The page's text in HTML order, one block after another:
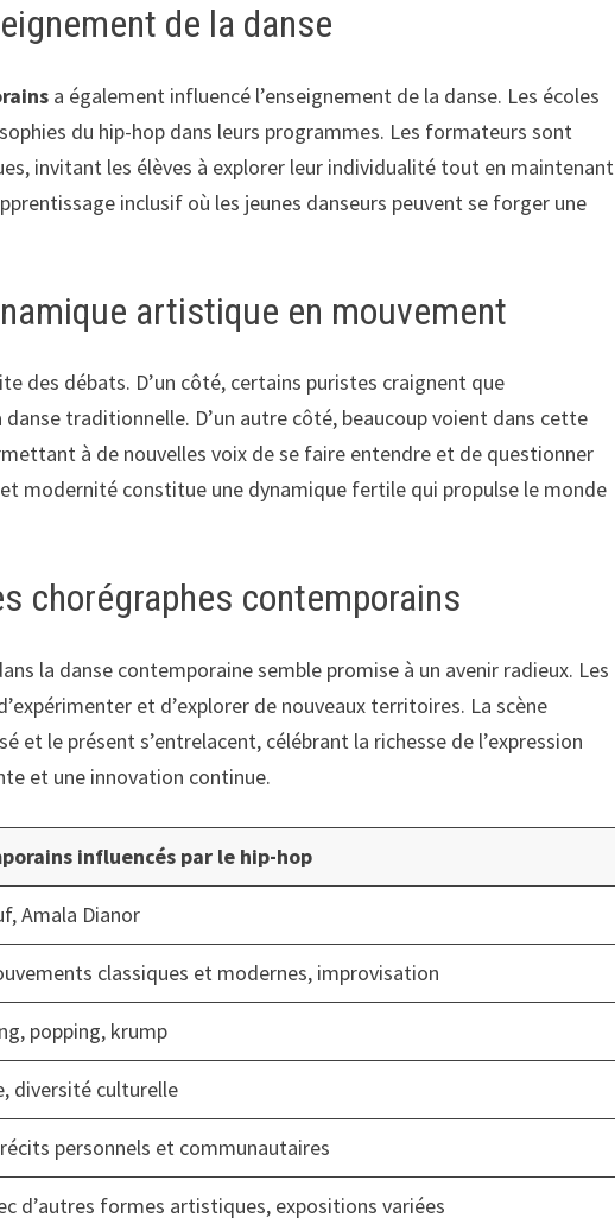
de la danse
a également influencé l’enseignement de la danse. Les écoles
du hip-hop dans leurs programmes. Les formateurs sont
invitant les élèves à explorer leur individualité tout en maintenant
inclusif où les jeunes danseurs peuvent se forger une
artistique en mouvement
des débats. D’un côté, certains puristes craignent que
traditionnelle. D’un autre côté, beaucoup voient dans cette
à de nouvelles voix de se faire entendre et de questionner
modernité constitue une dynamique fertile qui propulse le monde
chorégraphes contemporains
la danse contemporaine semble promise à un avenir radieux. Les
et d’explorer de nouveaux territoires. La scène
et le présent s’entrelacent, célébrant la richesse de l’expression
et une innovation continue.
influencés par le hip-hop
Amala Dianor
classiques et modernes, improvisation
popping, krump
diversité culturelle
personnels et communautaires
d’autres formes artistiques, expositions variées